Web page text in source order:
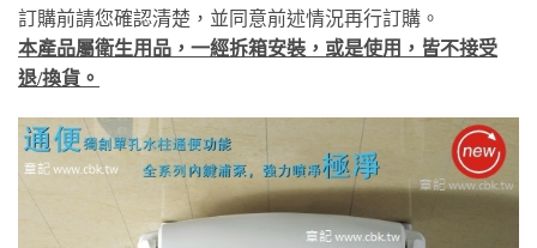
訂購前請您確認清楚，並同意前述情況再行訂購。
本產品屬衛生用品，一經拆箱安裝，或是使用，皆不接受
退/換貨。